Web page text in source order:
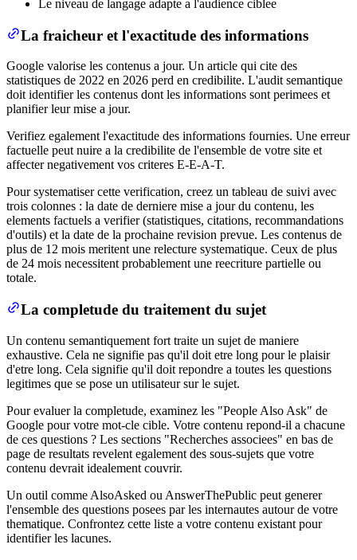
Le niveau de langage adapte a l'audience ciblee
La fraicheur et l'exactitude des informations
Google valorise les contenus a jour. Un article qui cite des
statistiques de 2022 en 2026 perd en credibilite. L'audit semantique
doit identifier les contenus dont les informations sont perimees et
planifier leur mise a jour.
Verifiez egalement l'exactitude des informations fournies. Une erreur
factuelle peut nuire a la credibilite de l'ensemble de votre site et
affecter negativement vos criteres E-E-A-T.
Pour systematiser cette verification, creez un tableau de suivi avec
trois colonnes : la date de derniere mise a jour du contenu, les
elements factuels a verifier (statistiques, citations, recommandations
d'outils) et la date de la prochaine revision prevue. Les contenus de
plus de 12 mois meritent une relecture systematique. Ceux de plus
de 24 mois necessitent probablement une reecriture partielle ou
totale.
La completude du traitement du sujet
Un contenu semantiquement fort traite un sujet de maniere
exhaustive. Cela ne signifie pas qu'il doit etre long pour le plaisir
d'etre long. Cela signifie qu'il doit repondre a toutes les questions
legitimes que se pose un utilisateur sur le sujet.
Pour evaluer la completude, examinez les "People Also Ask" de
Google pour votre mot-cle cible. Votre contenu repond-il a chacune
de ces questions ? Les sections "Recherches associees" en bas de
page de resultats revelent egalement des sous-sujets que votre
contenu devrait idealement couvrir.
Un outil comme AlsoAsked ou AnswerThePublic peut generer
l'ensemble des questions posees par les internautes autour de votre
thematique. Confrontez cette liste a votre contenu existant pour
identifier les lacunes.